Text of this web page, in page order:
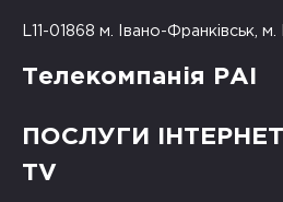
L11-01868 м. Івано-Франківськ, м.
Телекомпанія РАІ
ПОСЛУГИ
TV